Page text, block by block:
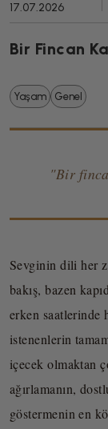
17.07.2026
Bir Fincan
Yaşam Genel
"Bir
Sevginin dili her
bakış, bazen
erken saatlerinde
istenenlerin
içecek olmaktan
ağırlamanın,
göstermenin en